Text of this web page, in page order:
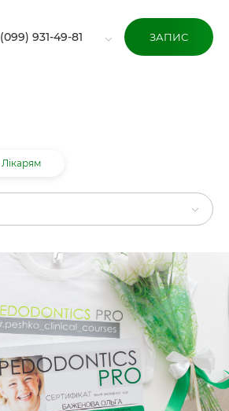
(099) 931-49-81 ЗАПИС
Лікарям